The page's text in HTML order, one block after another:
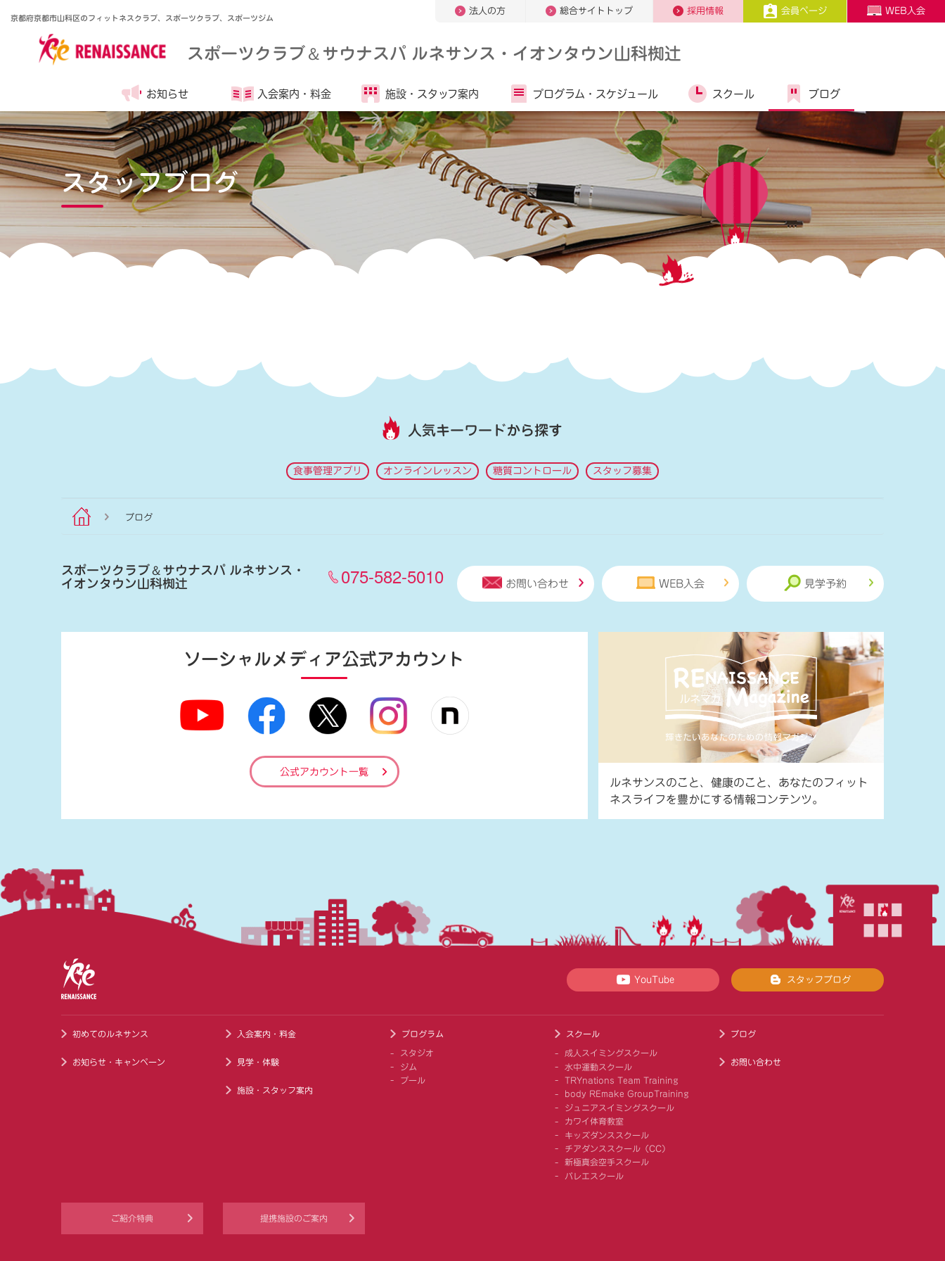
京都府京都市山科区のフィットネスクラブ、スポーツクラブ、スポーツジム
法人の方 総合サイトトップ 採用情報 会員ページ WEB入会
スポーツクラブ＆サウナスパ ルネサンス・イオンタウン山科椥辻
お知らせ 入会案内・ 料金 施設・ スタッフ案内 プログラム・ スケジュール スクール ブログ
スタッフブログ
人気キーワードから探す
食事管理アプリ オンラインレッスン 糖質コントロール スタッフ募集
ブログ
スポーツクラブ＆サウナスパ ルネサンス・
イオンタウン山科椥辻 075-582-5010 お問い合わせ WEB入会 見学予約
ソーシャルメディア公式アカウント
公式アカウント一覧
ルネサンスのこと、健康のこと、あなたのフィット
ネスライフを豊かにする情報コンテンツ。
YouTube スタッフブログ
初めてのルネサンス
お知らせ・キャンペーン
入会案内・料金
見学・体験
施設・スタッフ案内
プログラム
スタジオ
ジム
プール
スクール
成人スイミングスクール
水中運動スクール
TRYnations Team Training
body REmake GroupTraining
ジュニアスイミングスクール
カワイ体育教室
キッズダンススクール
チアダンススクール（CC）
新極真会空手スクール
バレエスクール
ブログ
お問い合わせ
ご紹介特典 提携施設のご案内